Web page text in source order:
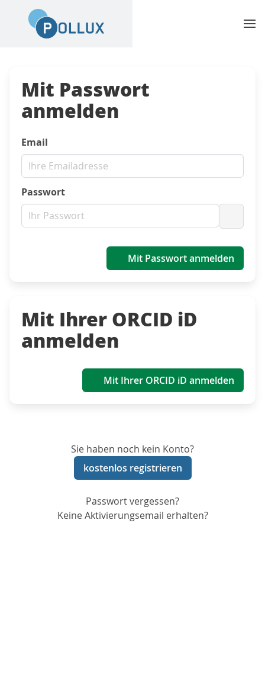
Mit Passwort
anmelden
Email
Passwort
Mit Passwort anmelden
Mit Ihrer ORCID iD
anmelden
Mit Ihrer ORCID iD anmelden
Sie haben noch kein Konto?
kostenlos registrieren
Passwort vergessen?
Keine Aktivierungsemail erhalten?